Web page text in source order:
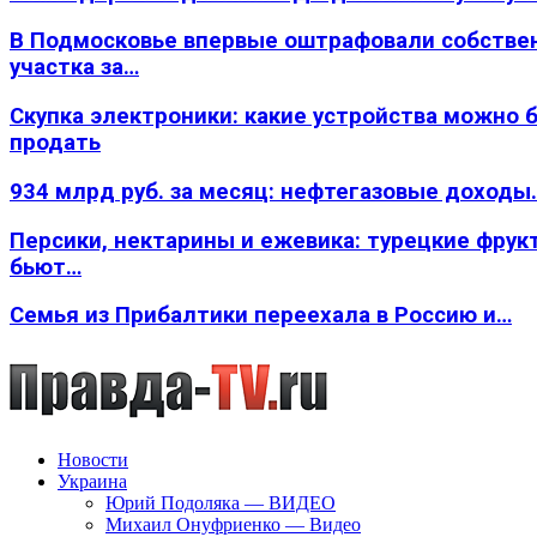
В Подмосковье впервые оштрафовали
участка за…
Скупка электроники: какие устройства можно
продать
934 млрд руб. за месяц: нефтегазовые
Персики, нектарины и ежевика: турецкие
бьют…
Семья из Прибалтики переехала в Россию и…
Новости
Украина
Юрий Подоляка — ВИДЕО
Михаил Онуфриенко — Видео